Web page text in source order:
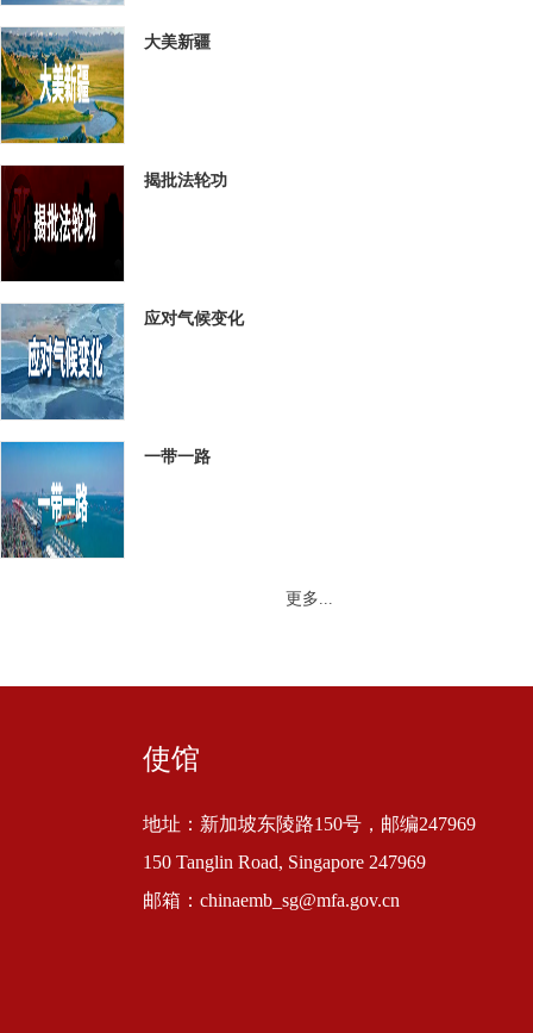
大美新疆
揭批法轮功
应对气候变化
一带一路
更多...
使馆
地址：新加坡东陵路150号，邮编247969
150 Tanglin Road, Singapore 247969
邮箱：chinaemb_sg@mfa.gov.cn